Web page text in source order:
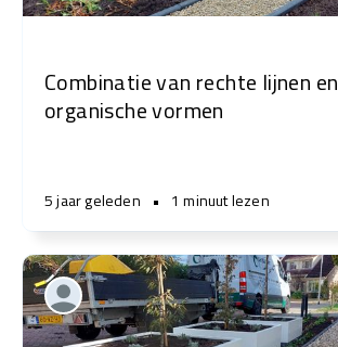
Combinatie van rechte lijnen en
organische vormen
5 jaar geleden • 1 minuut lezen